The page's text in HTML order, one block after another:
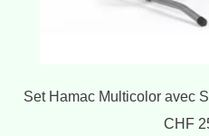
Set Hamac Multicolor avec
CHF